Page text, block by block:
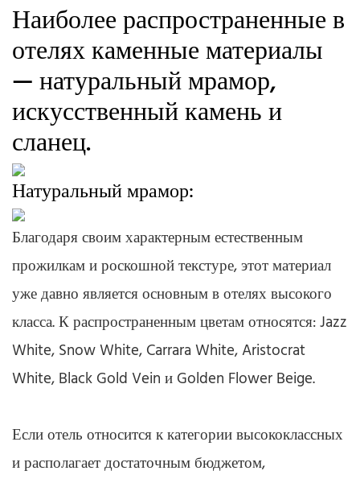
Наиболее распространенные в
отелях каменные материалы
— натуральный мрамор,
искусственный камень и
сланец.
Натуральный мрамор:
Благодаря своим характерным естественным
прожилкам и роскошной текстуре, этот материал
уже давно является основным в отелях высокого
класса. К распространенным цветам относятся: Jazz
White, Snow White, Carrara White, Aristocrat
White, Black Gold Vein и Golden Flower Beige.
Если отель относится к категории высококлассных
и располагает достаточным бюджетом,